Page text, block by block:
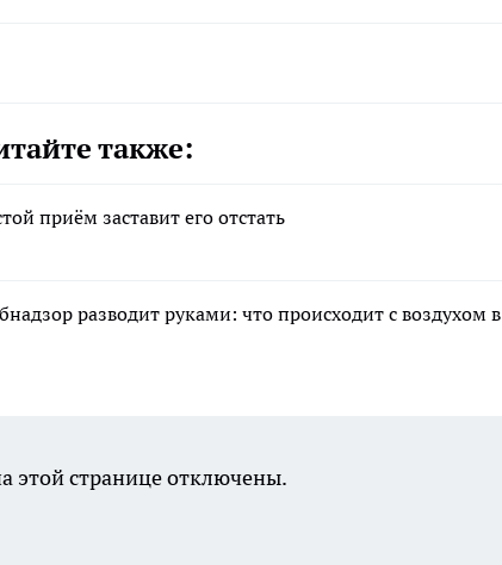
также:
приём заставит его отстать
разводит руками: что происходит с воздухом в
этой странице отключены.